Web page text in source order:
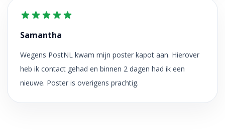
Samantha
Wegens PostNL kwam mijn poster kapot aan. Hierover
heb ik contact gehad en binnen 2 dagen had ik een
nieuwe. Poster is overigens prachtig.